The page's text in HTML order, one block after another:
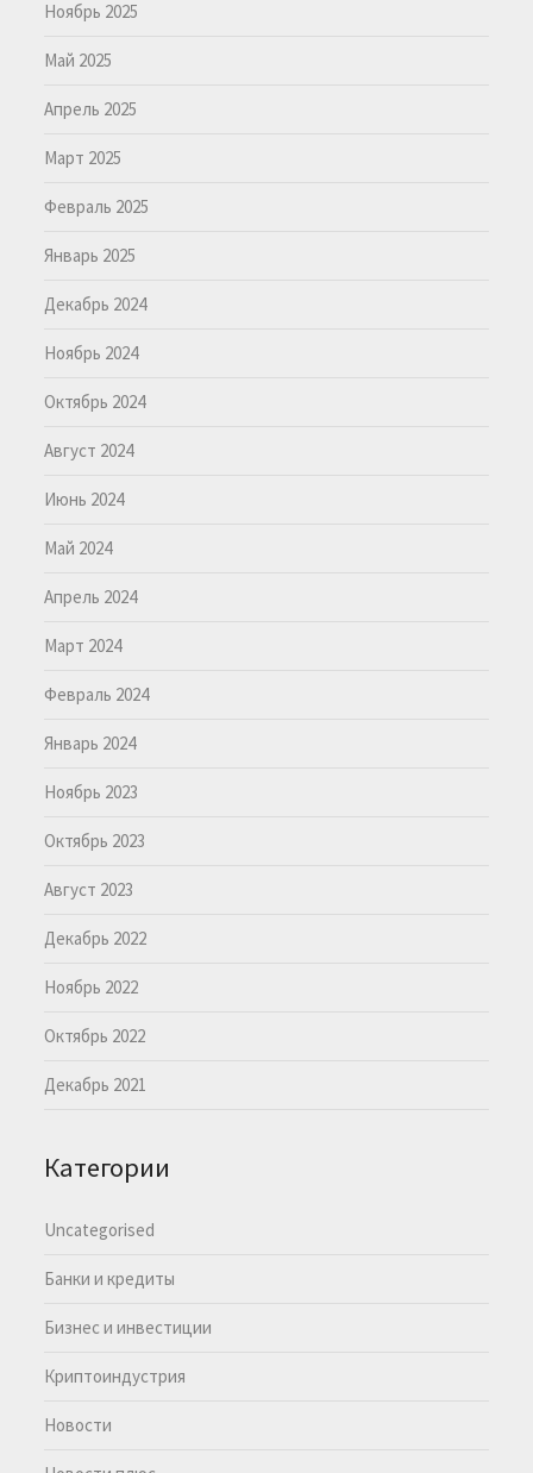
Ноябрь 2025
Май 2025
Апрель 2025
Март 2025
Февраль 2025
Январь 2025
Декабрь 2024
Ноябрь 2024
Октябрь 2024
Август 2024
Июнь 2024
Май 2024
Апрель 2024
Март 2024
Февраль 2024
Январь 2024
Ноябрь 2023
Октябрь 2023
Август 2023
Декабрь 2022
Ноябрь 2022
Октябрь 2022
Декабрь 2021
Категории
Uncategorised
Банки и кредиты
Бизнес и инвестиции
Криптоиндустрия
Новости